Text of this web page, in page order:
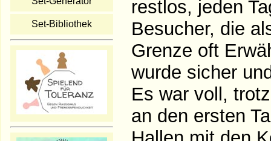
Set-Bibliothek
restlos, jeden
Besucher, die
Grenze oft
wurde sicher
Es war voll,
an den ersten